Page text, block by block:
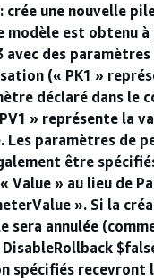
crée une nouvelle
modèle est obtenu
avec des paramètres
(« PK1 »
déclaré dans le
» représente la
Les paramètres de
être
Value » au lieu de
». Si la
sera annulée
spécifiés recevront